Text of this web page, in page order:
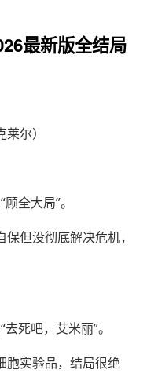
最新版全结局
尔）
全大局”。
但没彻底解决危机，
死吧，艾米丽”。
胞实验品，结局很绝